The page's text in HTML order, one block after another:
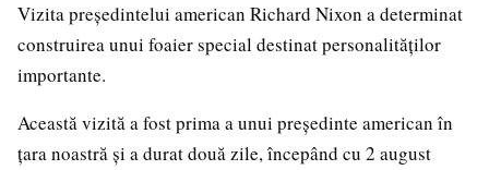
Vizita președintelui american Richard Nixon a determinat
construirea unui foaier special destinat personalităților
importante.
Această vizită a fost prima a unui președinte american în
țara noastră și a durat două zile, începând cu 2 august